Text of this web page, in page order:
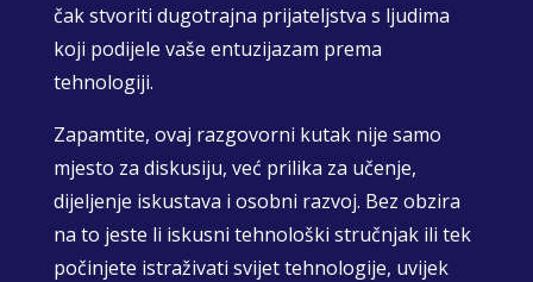
čak stvoriti dugotrajna prijateljstva s ljudima
koji podijele vaše entuzijazam prema
tehnologiji.
Zapamtite, ovaj razgovorni kutak nije samo
mjesto za diskusiju, već prilika za učenje,
dijeljenje iskustava i osobni razvoj. Bez obzira
na to jeste li iskusni tehnološki stručnjak ili tek
počinjete istraživati svijet tehnologije, uvijek